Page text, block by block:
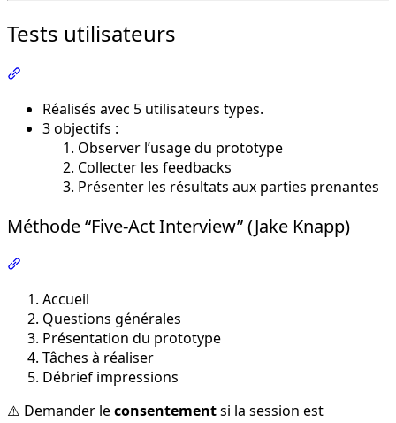
Tests utilisateurs
Réalisés avec 5 utilisateurs types.
3 objectifs :
Observer l’usage du prototype
Collecter les feedbacks
Présenter les résultats aux parties prenantes
Méthode “Five-Act Interview” (Jake Knapp)
Accueil
Questions générales
Présentation du prototype
Tâches à réaliser
Débrief impressions
⚠️ Demander leconsentementsi la session est